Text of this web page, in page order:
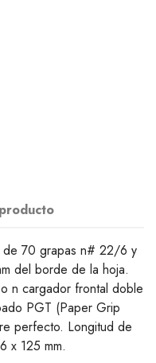
de 70 grapas n# 22/6 y
del borde de la hoja.
n cargador frontal doble
PGT (Paper Grip
perfecto. Longitud de
x 125 mm.